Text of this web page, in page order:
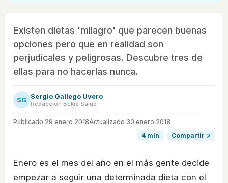
Existen dietas 'milagro' que parecen buenas
opciones pero que en realidad son
perjudicales y peligrosas. Descubre tres de
ellas para no hacerlas nunca.
SG Sergio Gallego Uvero
Redacción Bekia Salud
Publicado 29 enero 2018Actualizado 30 enero 2018
4 min
Compartir ↗
Enero es el mes del año en el más gente decide
empezar a seguir una determinada dieta con el